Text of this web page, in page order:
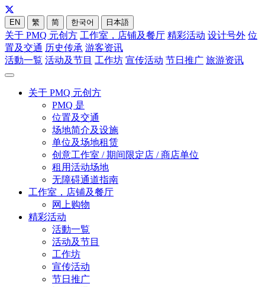
EN 繁 简 한국어 日本語
关于 PMQ 元创方 工作室，店铺及餐厅 精彩活动 设计号外 位
置及交通 历史传承 游客资讯
活動一覧 活动及节目 工作坊 宣传活动 节日推广 旅游资讯
关于 PMQ 元创方
PMQ 是
位置及交通
场地简介及设施
单位及场地租赁
创意工作室 / 期间限定店 / 商店单位
租用活动场地
无障碍通道指南
工作室，店铺及餐厅
网上购物
精彩活动
活動一覧
活动及节目
工作坊
宣传活动
节日推广